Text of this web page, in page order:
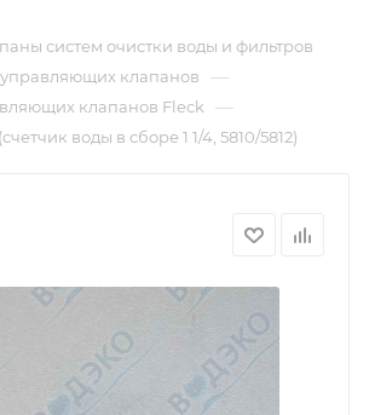
систем очистки воды и фильтров
управляющих клапанов —
клапанов Fleck —
воды в сборе 1 1/4, 5810/5812)